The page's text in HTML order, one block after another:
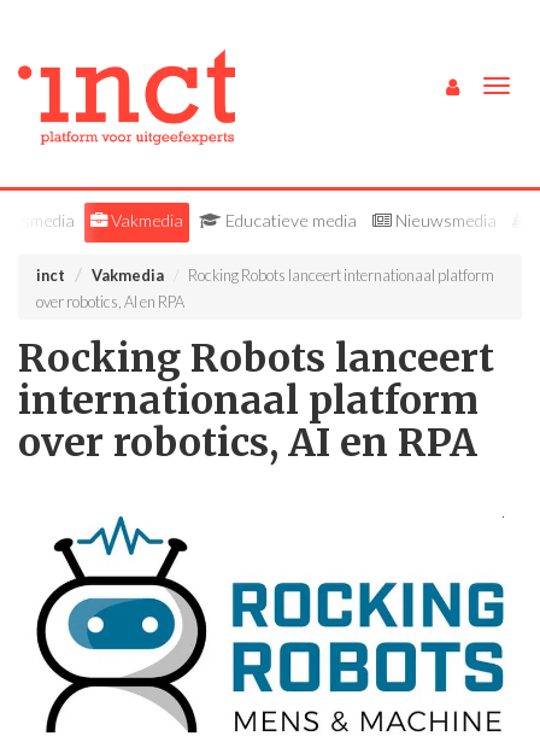
Vakmedia Educatieve media Nieuwsmedia
inct Vakmedia
Rocking Robots lanceert internationaal platform
over robotics, AI en RPA
Rocking Robots lanceert
internationaal platform
over robotics, AI en RPA